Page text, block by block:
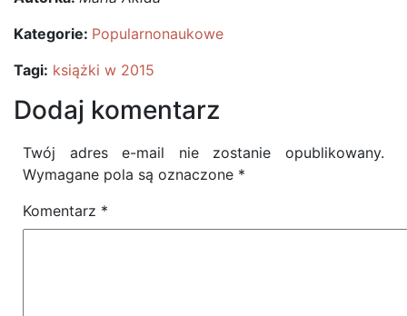
Kategorie: Popularnonaukowe
Tagi: książki w 2015
Dodaj komentarz
Twój adres e-mail nie zostanie opublikowany.
Wymagane pola są oznaczone *
Komentarz *